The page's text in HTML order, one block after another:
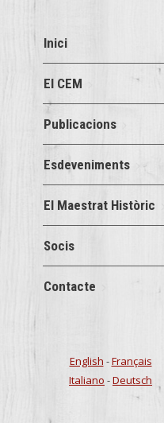
Inici
El CEM
Publicacions
Esdeveniments
El Maestrat Històric
Socis
Contacte
English -Français
Italiano -Deutsch